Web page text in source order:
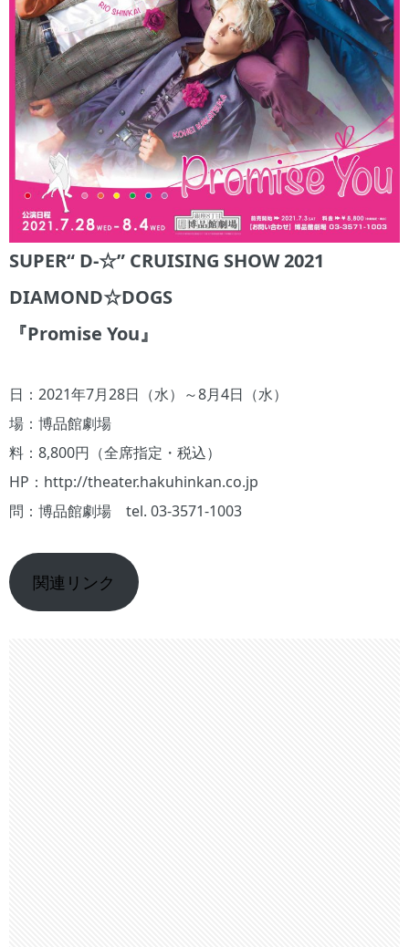
SUPER“ D-☆” CRUISING SHOW 2021
DIAMOND☆DOGS
『Promise You』
日：2021年7月28日（水）～8月4日（水）
場：博品館劇場
料：8,800円（全席指定・税込）
HP：http://theater.hakuhinkan.co.jp
問：博品館劇場 tel. 03-3571-1003
関連リンク